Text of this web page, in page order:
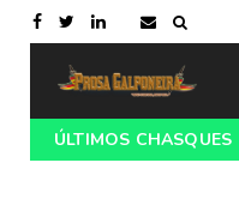
ÚLTIMOS CHASQUES
do 68º Congresso